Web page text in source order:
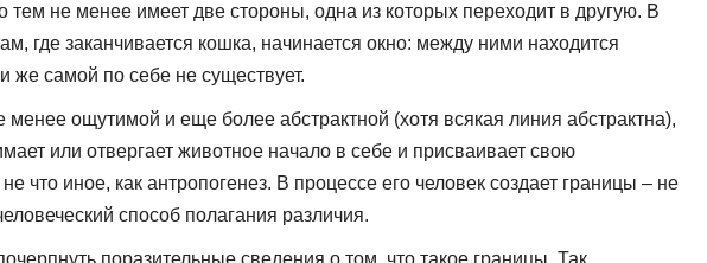
тем не менее имеет две стороны, одна из которых переходит в другую. В
где заканчивается кошка, начинается окно: между ними находится
же самой по себе не существует.
ощутимой и еще более абстрактной (хотя всякая линия абстрактна),
или отвергает животное начало в себе и присваивает свою
что иное, как антропогенез. В процессе его человек создает границы – не
способ полагания различия.
поразительные сведения о том, что такое границы. Так,